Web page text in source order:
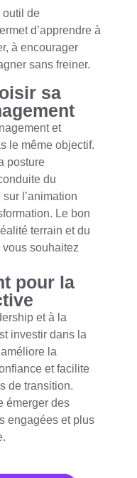
outil de
d’apprendre à
à encourager
sans freiner.
sa
et
le même objectif.
posture
du
l’animation
Le bon
terrain et du
vous souhaitez
pour la
et à la
investir dans la
la
et facilite
de transition.
émerger des
engagées et plus